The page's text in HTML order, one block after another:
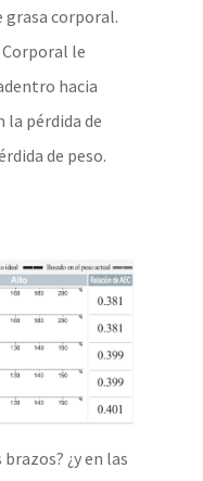
grasa corporal.
Corporal le
hacia
la pérdida de
de peso.
¿y en las